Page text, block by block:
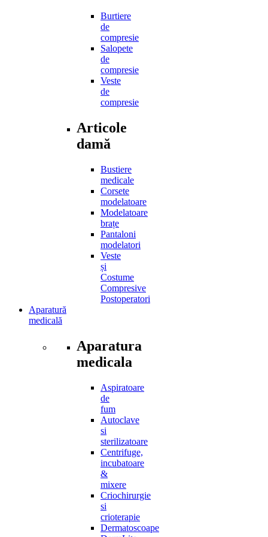
Burtiere
de
compresie
Salopete
de
compresie
Veste
de
compresie
Articole
damă
Bustiere
medicale
Corsete
modelatoare
Modelatoare
brațe
Pantaloni
modelatori
Veste
și
Costume
Compresive
Postoperatori
Aparatură
medicală
Aparatura
medicala
Aspiratoare
de
fum
Autoclave
si
sterilizatoare
Centrifuge,
incubatoare
&
mixere
Criochirurgie
si
crioterapie
Dermatoscoape